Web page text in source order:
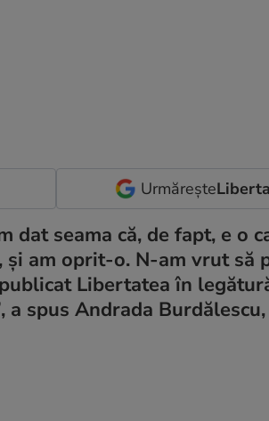
Urmărește
seama că, de fapt, e o
am oprit-o. N-am vrut să
Libertatea în
a spus Andrada